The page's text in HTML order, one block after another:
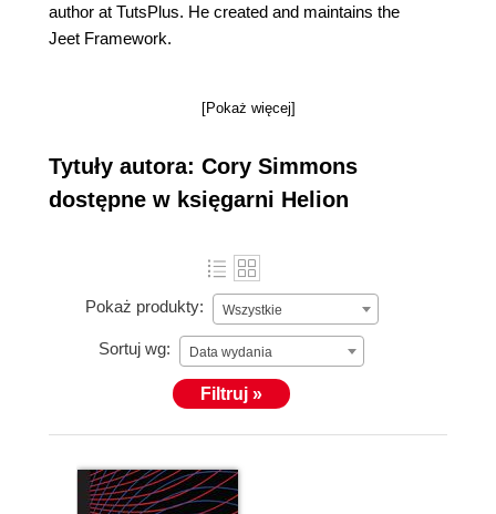
author at TutsPlus. He created and maintains the
Jeet Framework.
[Pokaż więcej]
Tytuły autora: Cory Simmons
dostępne w księgarni Helion
Pokaż produkty: Wszystkie
Sortuj wg: Data wydania
Filtruj »